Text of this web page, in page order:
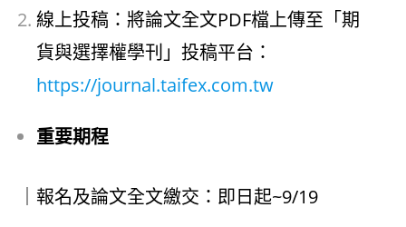
線上投稿：將論文全文PDF檔上傳至「期
貨與選擇權學刊」投稿平台：
https://journal.taifex.com.tw
重要期程
｜報名及論文全文繳交：即日起~9/19